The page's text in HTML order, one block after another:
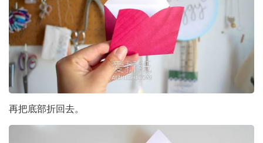
再把底部折回去。